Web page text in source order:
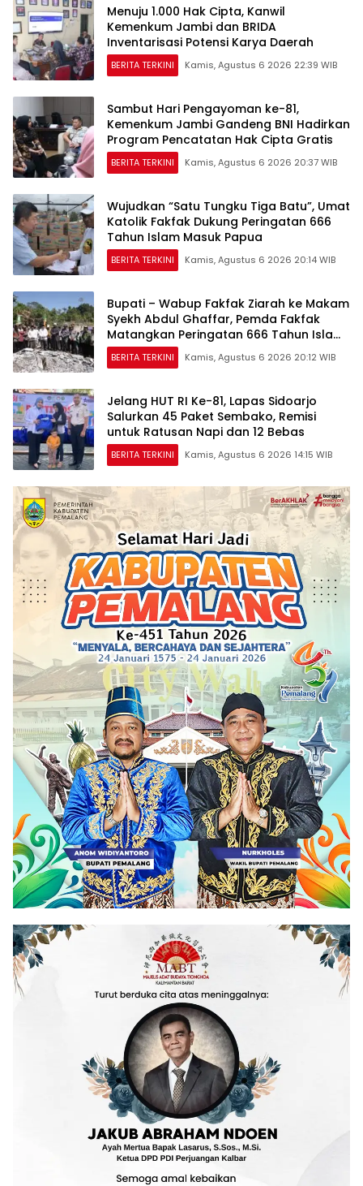
Menuju 1.000 Hak Cipta, Kanwil
Kemenkum Jambi dan BRIDA
Inventarisasi Potensi Karya Daerah
BERITA TERKINI Kamis, Agustus 6 2026 22:39 WIB
Sambut Hari Pengayoman ke-81,
Kemenkum Jambi Gandeng BNI Hadirkan
Program Pencatatan Hak Cipta Gratis
BERITA TERKINI Kamis, Agustus 6 2026 20:37 WIB
Wujudkan “Satu Tungku Tiga Batu”, Umat
Katolik Fakfak Dukung Peringatan 666
Tahun Islam Masuk Papua
BERITA TERKINI Kamis, Agustus 6 2026 20:14 WIB
Bupati – Wabup Fakfak Ziarah ke Makam
Syekh Abdul Ghaffar, Pemda Fakfak
Matangkan Peringatan 666 Tahun Islam
Masuk Tanah Papua
BERITA TERKINI Kamis, Agustus 6 2026 20:12 WIB
Jelang HUT RI Ke-81, Lapas Sidoarjo
Salurkan 45 Paket Sembako, Remisi
untuk Ratusan Napi dan 12 Bebas
BERITA TERKINI Kamis, Agustus 6 2026 14:15 WIB